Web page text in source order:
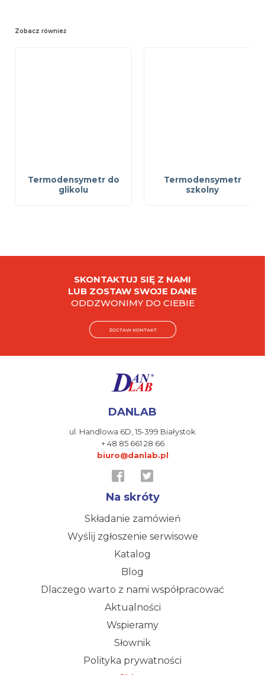
Zobacz również
Termodensymetr do
glikolu
Termodensymetr
szkolny
SKONTAKTUJ SIĘ Z NAMI
LUB ZOSTAW SWOJE DANE
ODDZWONIMY DO CIEBIE
ZOSTAW KONTAKT
DANLAB
ul. Handlowa 6D,15-399 Białystok
+ 48 85 661 28 66
biuro@danlab.pl
Na skróty
Składanie zamówień
Wyślij zgłoszenie serwisowe
Katalog
Blog
Dlaczego warto z nami współpracować
Aktualności
Wspieramy
Słownik
Polityka prywatności